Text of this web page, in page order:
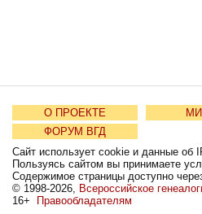
О ПРОЕКТЕ
ФОРУМ ВГД
Сайт использует cookie и данные об
Пользуясь сайтом вы принимаете
Содержимое страницы доступно
© 1998-2026, Всероссийское
16+
Правообладателям